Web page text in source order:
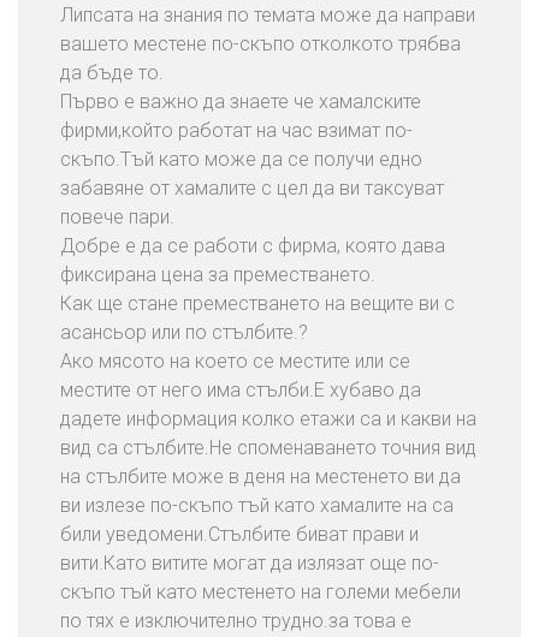
Липсата на знания по темата може да направи
вашето местене по-скъпо отколкото трябва
да бъде то.
Първо е важно да знаете че хамалските
фирми,който работат на час взимат по-
скъпо.Тъй като може да се получи едно
забавяне от хамалите с цел да ви таксуват
повече пари.
Добре е да се работи с фирма, която дава
фиксирана цена за преместването.
Как ще стане преместването на вещите ви с
асансьор или по стълбите.?
Ако мясото на което се местите или се
местите от него има стълби.Е хубаво да
дадете информация колко етажи са и какви на
вид са стълбите.Не споменаването точния вид
на стълбите може в деня на местенето ви да
ви излезе по-скъпо тъй като хамалите на са
били уведомени.Стълбите биват прави и
вити.Като витите могат да излязат още по-
скъпо тъй като местенето на големи мебели
по тях е изключително трудно.за това е